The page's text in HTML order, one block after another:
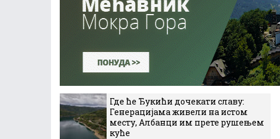
Где ће Ђукићи дочекати славу:
Генерацијама живели на истом
месту, Албанци им прете рушењем
куће